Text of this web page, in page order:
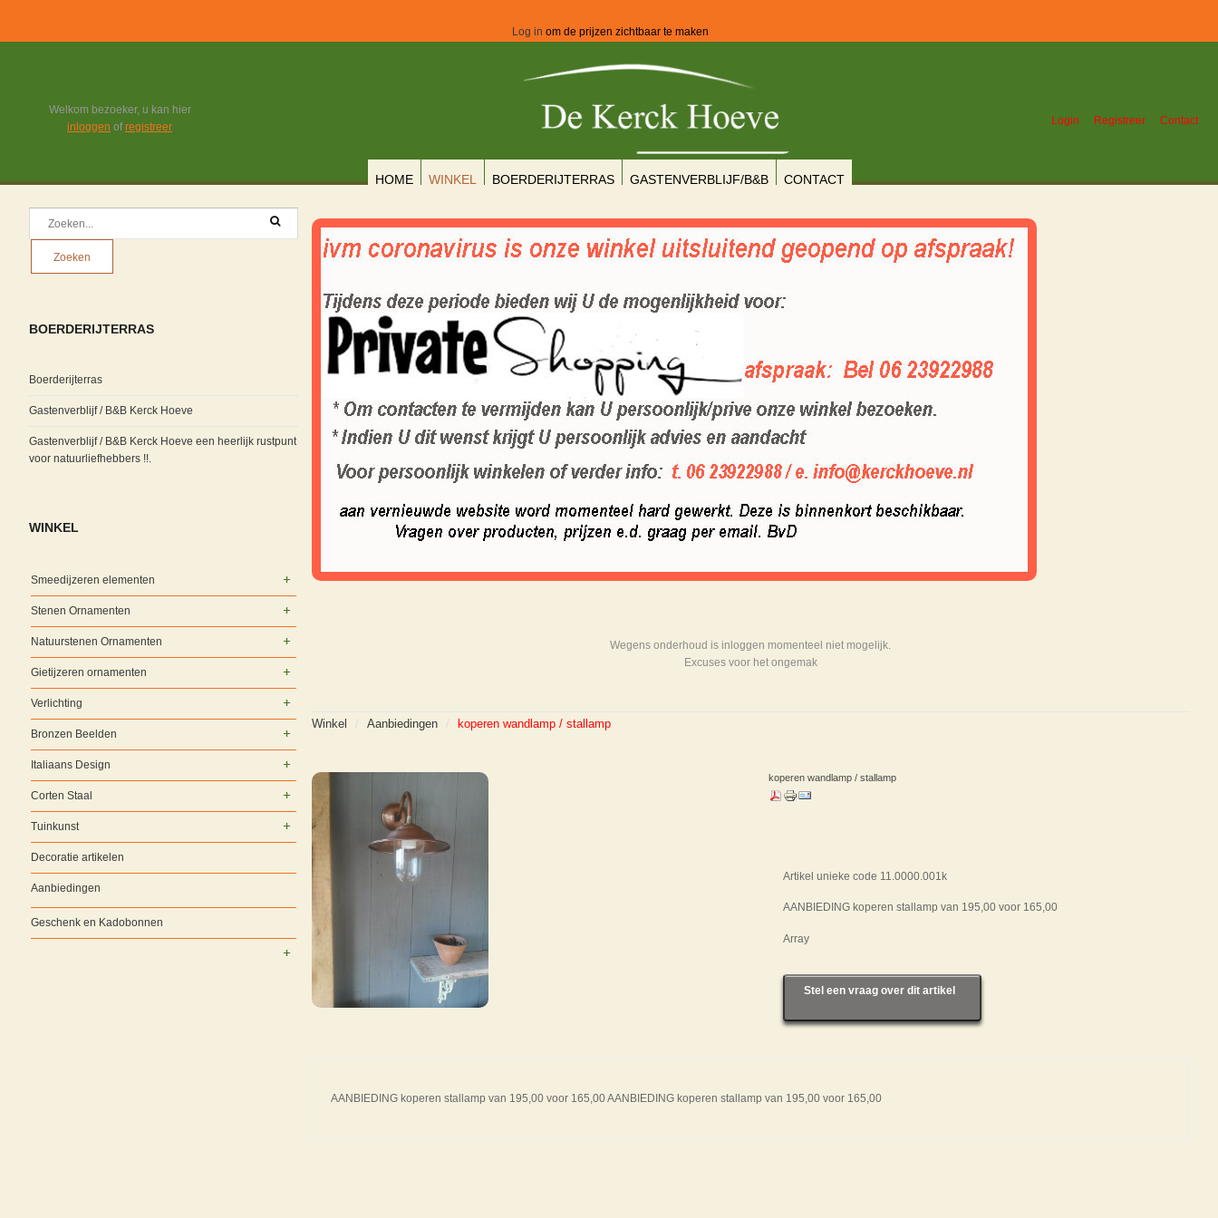
Log in om de prijzen zichtbaar te maken
Welkom bezoeker, u kan hier
inloggen ofregistreer Login Registreer Contact
HOME WINKEL BOERDERIJTERRAS GASTENVERBLIJF/B&B CONTACT
Wegens onderhoud is inloggen momenteel niet mogelijk.
Excuses voor het ongemak
Winkel Aanbiedingen koperen wandlamp / stallamp
koperen wandlamp / stallamp
Artikel unieke code 11.0000.001k
AANBIEDING koperen stallamp van 195,00 voor 165,00
Array
Stel een vraag over dit artikel
AANBIEDING koperen stallamp van 195,00 voor 165,00 AANBIEDING koperen stallamp van 195,00 voor 165,00
BOERDERIJTERRAS
Boerderijterras
Gastenverblijf / B&B Kerck Hoeve
Gastenverblijf / B&B Kerck Hoeve een heerlijk rustpunt
voor natuurliefhebbers !!.
WINKEL
Smeedijzeren elementen
Stenen Ornamenten
Natuurstenen Ornamenten
Gietijzeren ornamenten
Verlichting
Bronzen Beelden
Italiaans Design
Corten Staal
Tuinkunst
Decoratie artikelen
Aanbiedingen
Geschenk en Kadobonnen